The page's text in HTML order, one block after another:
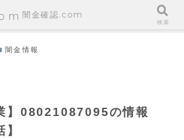
闇金情報
】08021087095の情報
】
闇金確認.com
検索